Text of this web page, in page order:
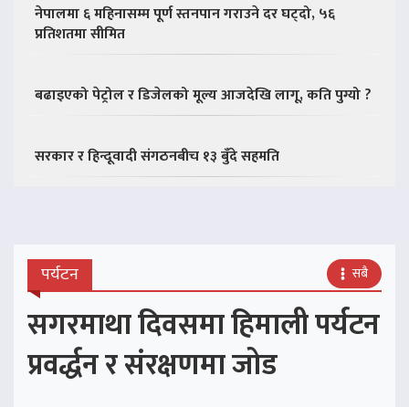
नेपालमा ६ महिनासम्म पूर्ण स्तनपान गराउने दर घट्दो, ५६
प्रतिशतमा सीमित
बढाइएको पेट्रोल र डिजेलको मूल्य आजदेखि लागू, कति पुग्यो ?
सरकार र हिन्दूवादी संगठनबीच १३ बुँदे सहमति
पर्यटन सबै
सगरमाथा दिवसमा हिमाली पर्यटन
प्रवर्द्धन र संरक्षणमा जोड